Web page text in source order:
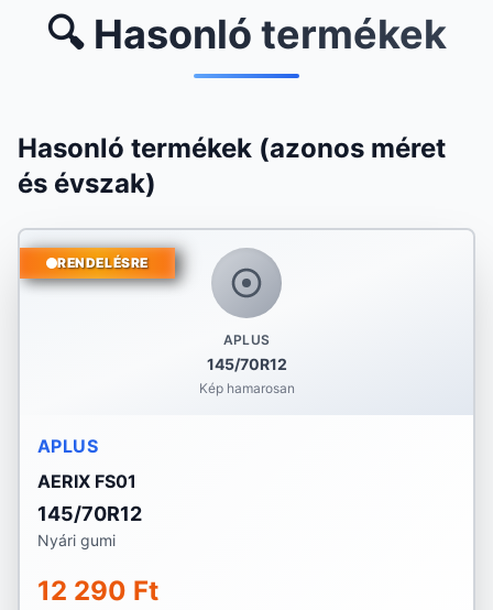
🔍 Hasonló termékek
Hasonló termékek (azonos méret
és évszak)
APLUS
145/70R12
Kép hamarosan
RENDELÉSRE
APLUS
AERIX FS01
145/70R12
Nyári gumi
12 290 Ft